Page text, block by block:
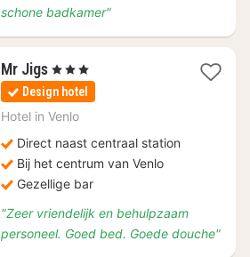
schone badkamer"
Mr Jigs1
nacht
vanaf
€
, 3 Sterren
Design hotel
Hotel in Venlo
Direct naast centraal station
Bij het centrum van Venlo
Gezellige bar
"Zeer vriendelijk en behulpzaam
personeel. Goed bed. Goede douche"